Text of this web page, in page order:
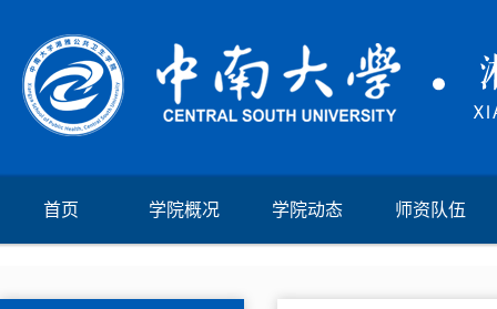
首页 学院概况 学院动态 师资队伍